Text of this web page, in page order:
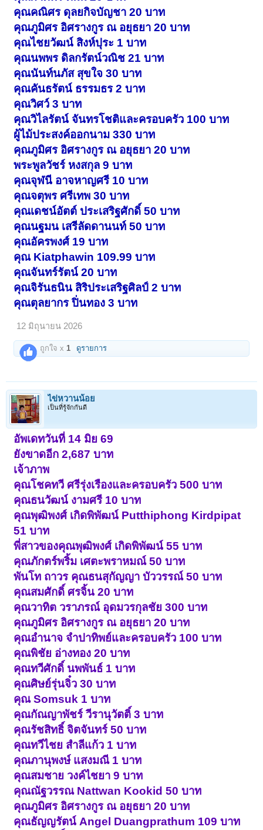
คุณคณิศร ดุลยกิจบัญชา 20 บาท
คุณภูมิศร อิศรางกูร ณ อยุธยา 20 บาท
คุณไชยวัฒน์ สิงห์ปุระ 1 บาท
คุณนพพร ดิลกรัตน์วณิช 21 บาท
คุณนันท์นภัส สุขใจ 30 บาท
คุณคันธรัตน์ ธรรมธร 2 บาท
คุณวิศว์ 3 บาท
คุณวิไลรัตน์ จันทรโชติและครอบครัว 100 บาท
ผู้ไม้ประสงค์ออกนาม 330 บาท
คุณภูมิศร อิศรางกูร ณ อยุธยา 20 บาท
พระพูลวัชร์ หงสกุล 9 บาท
คุณจุฬนี อาจหาญศรี 10 บาท
คุณจตุพร ศรีเทพ 30 บาท
คุณเดชน์อัตต์ ประเสริฐศักดิ์ 50 บาท
คุณนฐมน เสรีลัดดานนท์ 50 บาท
คุณอัครพงศ์ 19 บาท
คุณ Kiatphawin 109.99 บาท
คุณจันทร์รัตน์ 20 บาท
คุณจิรันธนิน สิริประเสริฐศิลป์ 2 บาท
คุณตุลยากร ปิ่นทอง 3 บาท
12 มิถุนายน 2026
ถูกใจ x1 ดูรายการ
ไข่หวานน้อย
เป็นที่รู้จักกันดี
อัพเดทวันที่ 14 มิย 69
ยังขาดอีก 2,687 บาท
เจ้าภาพ
คุณโชคทวี ศรีรุ่งเรืองและครอบครัว 500 บาท
คุณธนวัฒน์ งามศรี 10 บาท
คุณพุฒิพงศ์ เกิดพิพัฒน์ Putthiphong Kirdpipat
51 บาท
พี่สาวของคุณพุฒิพงศ์ เกิดพิพัฒน์ 55 บาท
คุณภักตร์พริ้ม เศตะพราหมณ์ 50 บาท
พันโท ถาวร คุณธนสุกัญญา บัววรรณ์ 50 บาท
คุณสมศักดิ์ ศรจิ้น 20 บาท
คุณวาทิต วราภรณ์ อุดมวรกุลชัย 300 บาท
คุณภูมิศร อิศรางกูร ณ อยุธยา 20 บาท
คุณอำนาจ จำปาทิพย์และครอบครัว 100 บาท
คุณพิชัย อ่างทอง 20 บาท
คุณทวีศักดิ์ นพพันธ์ 1 บาท
คุณศิษย์รุ่นจิ๋ว 30 บาท
คุณ Somsuk 1 บาท
คุณกัณญาพัชร์ วีรานุวัตติ์ 3 บาท
คุณรัชสิทธิ์ จิตจันทร์ 50 บาท
คุณทวีไชย สำลีแก้ว 1 บาท
คุณภานุพงษ์ แสงมณี 1 บาท
คุณสมชาย วงค์ไชยา 9 บาท
คุณณัฐวรรณ Nattwan Kookid 50 บาท
คุณภูมิศร อิศรางกูร ณ อยุธยา 20 บาท
คุณธัญญรัตน์ Angel Duangprathum 109 บาท